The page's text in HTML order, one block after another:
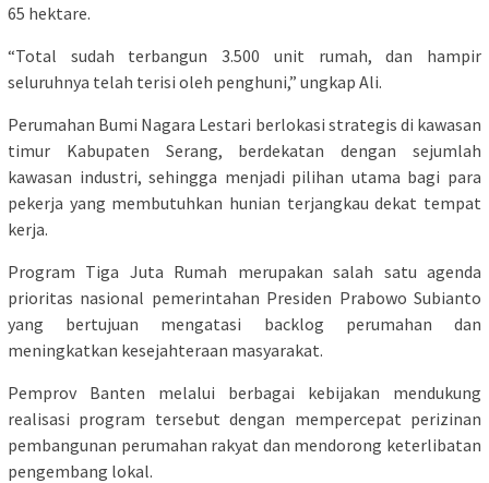
65 hektare.
“Total sudah terbangun 3.500 unit rumah, dan hampir
seluruhnya telah terisi oleh penghuni,” ungkap Ali.
Perumahan Bumi Nagara Lestari berlokasi strategis di kawasan
timur Kabupaten Serang, berdekatan dengan sejumlah
kawasan industri, sehingga menjadi pilihan utama bagi para
pekerja yang membutuhkan hunian terjangkau dekat tempat
kerja.
Program Tiga Juta Rumah merupakan salah satu agenda
prioritas nasional pemerintahan Presiden Prabowo Subianto
yang bertujuan mengatasi backlog perumahan dan
meningkatkan kesejahteraan masyarakat.
Pemprov Banten melalui berbagai kebijakan mendukung
realisasi program tersebut dengan mempercepat perizinan
pembangunan perumahan rakyat dan mendorong keterlibatan
pengembang lokal.